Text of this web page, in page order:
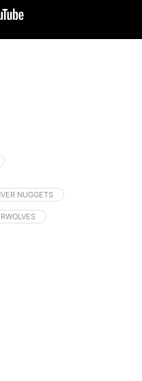
NUGGETS